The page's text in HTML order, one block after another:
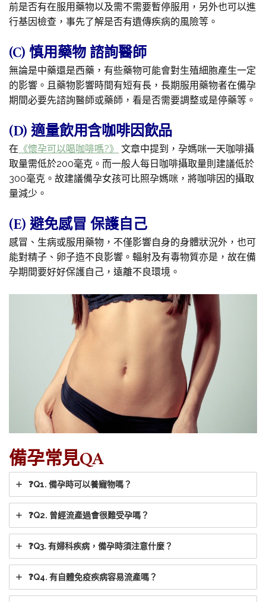
前是否有在服用藥物以及需不需要暫停服用，另外也可以進
行基因檢查，事先了解是否有遺傳疾病的風險等。
(C) 慎用藥物 諮詢醫師
無論是中藥還是西藥，有些藥物可能會對生殖細胞產生一定
的影響。且藥物影響時間有短有長，長期服用藥物者在備孕
期間必要先諮詢醫師或藥師，看是否需要調整或是停藥等。
(D) 適量飲用含咖啡因飲品
在 《懷孕可以喝咖啡嗎?》
文章中提到，孕媽咪一天咖啡攝
取量需低於200毫克。而一般人每日咖啡攝取量則建議低於
300毫克。故建議備孕女孩可比照孕媽咪，將咖啡因的攝取
量減少。
(E) 避免感冒 保護自己
感冒、生病或服用藥物，不僅影響自身的身體狀況外，也可
能對精子、卵子造不良影響。輻射及有毒物質亦是，故在備
孕期間要好好保護自己，遠離不良環境。
備孕常見QA
❓Q1. 備孕時可以養寵物嗎？
❓Q2. 曾經流產過會很難受孕嗎？
❓Q3. 有婦科疾病，備孕時須注意什麼？
❓Q4. 有自體免疫疾病容易流產嗎？